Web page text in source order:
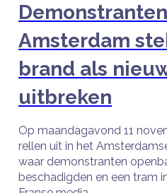
Amsterdam
brand als
uitbreken
Op maandagavond 11
rellen uit in het
waar demonstranten
beschadigden en een tram